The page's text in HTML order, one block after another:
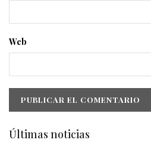
Web
Últimas noticias